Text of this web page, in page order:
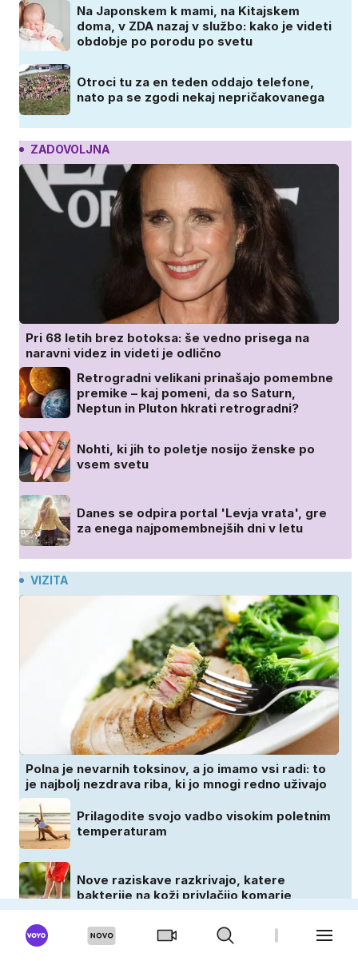
Na Japonskem k mami, na Kitajskem
doma, v ZDA nazaj v službo: kako je videti
obdobje po porodu po svetu
Otroci tu za en teden oddajo telefone,
nato pa se zgodi nekaj nepričakovanega
ZADOVOLJNA
Pri 68 letih brez botoksa: še vedno prisega na
naravni videz in videti je odlično
Retrogradni velikani prinašajo pomembne
premike – kaj pomeni, da so Saturn,
Neptun in Pluton hkrati retrogradni?
Nohti, ki jih to poletje nosijo ženske po
vsem svetu
Danes se odpira portal 'Levja vrata', gre
za enega najpomembnejših dni v letu
VIZITA
Polna je nevarnih toksinov, a jo imamo vsi radi: to
je najbolj nezdrava riba, ki jo mnogi redno uživajo
Prilagodite svojo vadbo visokim poletnim
temperaturam
Nove raziskave razkrivajo, katere
bakterije na koži privlačijo komarje
Občutljiva koža in sonce: kako se zaščititi